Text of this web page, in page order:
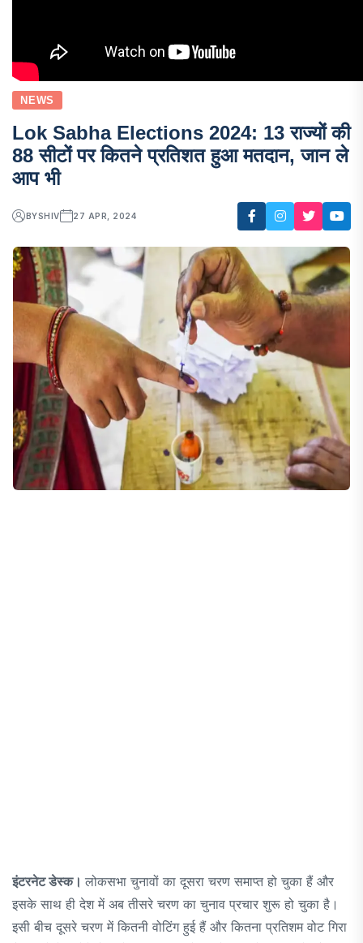
NEWS
Lok Sabha Elections 2024: 13 राज्यों की
88 सीटों पर कितने प्रतिशत हुआ मतदान, जान ले
आप भी
BYSHIV 27 APR, 2024
इंटरनेट डेस्क। लोकसभा चुनावों का दूसरा चरण समाप्त हो चुका हैं और
इसके साथ ही देश में अब तीसरे चरण का चुनाव प्रचार शुरू हो चुका है।
इसी बीच दूसरे चरण में कितनी वोटिंग हुई हैं और कितना प्रतिशम वोट गिरा